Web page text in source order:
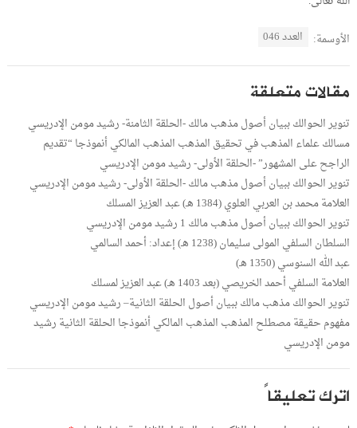
الأوسمة: العدد 046
مقالات متعلقة
تنوير الحوالك ببيان أصول مذهب مالك -الحلقة الثامنة- رشيد مومن الإدريسي
مسالك علماء المذهب في تحقيق المذهب المذهب المالكي أنموذجا “تقديم
الراجح على المشهور” -الحلقة الأولى- رشيد مومن الإدريسي
تنوير الحوالك ببيان أصول مذهب مالك -الحلقة الأولى- رشيد مومن الإدريسي
العلامة محمد بن العربي العلوي (1384 هـ) عبد العزيز المسلك
تنوير الحوالك ببيان أصول مذهب مالك 1 رشيد مومن الإدريسي
السلطان السلفي المولى سليمان (1238 هـ) إعداد: أحمد السالمي
عبد الله السنوسي (1350 هـ)
العلامة السلفي أحمد الخريصي (بعد 1403 هـ) عبد العزيز لمسلك
تنوير الحوالك مذهب مالك ببيان أصول الحلقة الثانية– رشيد مومن الإدريسي
مفهوم حقيقة مصطلح المذهب المذهب المالكي أنموذجا الحلقة الثانية رشيد
مومن الإدريسي
اترك تعليقاً